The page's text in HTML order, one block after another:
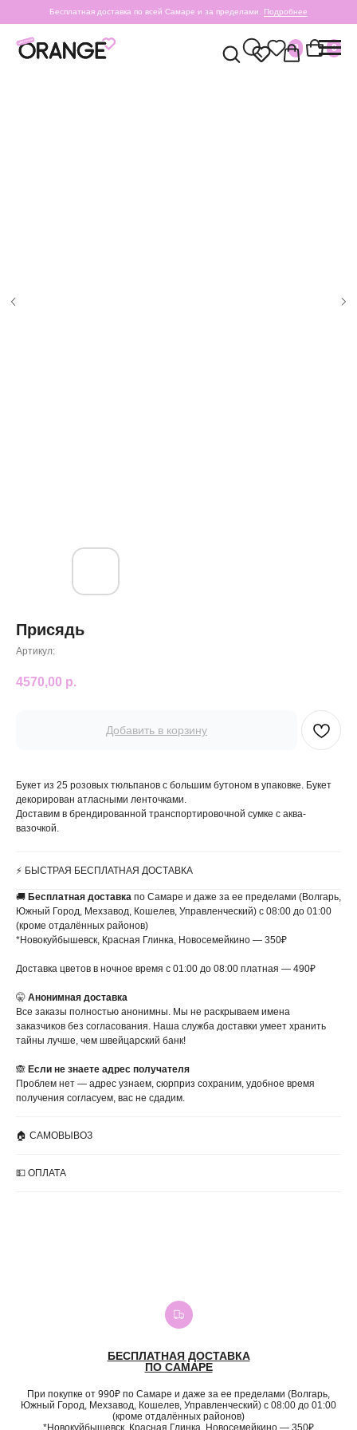
0 0
Бесплатная доставка по всей Самаре и за пределами. Подробнее
Присядь
Артикул:
4570,00 р.
Добавить в корзину
Букет из 25 розовых тюльпанов с большим бутоном в упаковке. Букет
декорирован атласными ленточками.
Доставим в брендированной транспортировочной сумке с аква-
вазочкой.
⚡️ БЫСТРАЯ БЕСПЛАТНАЯ ДОСТАВКА
🚚 Бесплатная доставка по Самаре и даже за ее пределами (Волгарь,
Южный Город, Мехзавод, Кошелев, Управленческий) с 08:00 до 01:00
(кроме отдалённых районов)
*Новокуйбышевск, Красная Глинка, Новосемейкино — 350₽
Доставка цветов в ночное время с 01:00 до 08:00 платная — 490₽
🤫 Анонимная доставка
Все заказы полностью анонимны. Мы не раскрываем имена
заказчиков без согласования. Наша служба доставки умеет хранить
тайны лучше, чем швейцарский банк!
🙈 Если не знаете адрес получателя
Проблем нет — адрес узнаем, сюрприз сохраним, удобное время
получения согласуем, вас не сдадим.
🏠 САМОВЫВОЗ
💵 ОПЛАТА
БЕСПЛАТНАЯ ДОСТАВКА
ПО САМАРЕ
При покупке от 990₽ по Самаре и даже за ее пределами (Волгарь,
Южный Город, Мехзавод, Кошелев, Управленческий) с 08:00 до 01:00
(кроме отдалённых районов)